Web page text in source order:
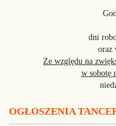
dni
oraz
Ze względu na
w sobotę
OGŁOSZENIA